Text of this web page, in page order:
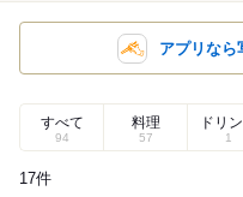
アプリなら
すべて
94
料理
57
ドリ
1
17件